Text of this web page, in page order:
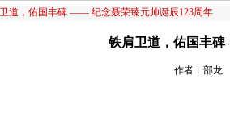
道，佑国丰碑 —— 纪念聂荣臻元帅诞辰123周年
铁肩卫道，佑国丰
作者：部龙